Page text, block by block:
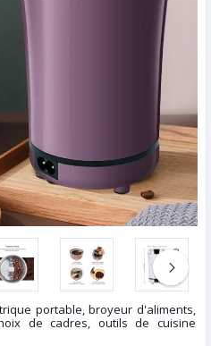
portable, broyeur d'aliments,
de cadres, outils de cuisine